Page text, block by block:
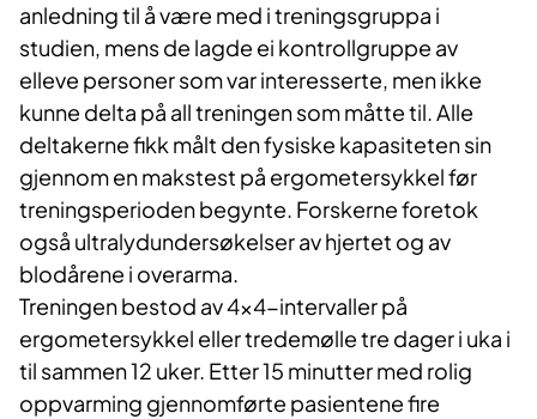
anledning til å være med i treningsgruppa i
studien, mens de lagde ei kontrollgruppe av
elleve personer som var interesserte, men ikke
kunne delta på all treningen som måtte til. Alle
deltakerne fikk målt den fysiske kapasiteten sin
gjennom en makstest på ergometersykkel før
treningsperioden begynte. Forskerne foretok
også ultralydundersøkelser av hjertet og av
blodårene i overarma.
Treningen bestod av 4×4-intervaller på
ergometersykkel eller tredemølle tre dager i uka i
til sammen 12 uker. Etter 15 minutter med rolig
oppvarming gjennomførte pasientene fire